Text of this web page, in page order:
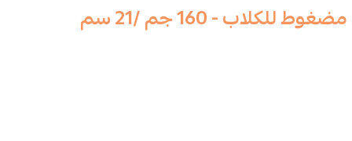
- 160 جم ​​/21 سم